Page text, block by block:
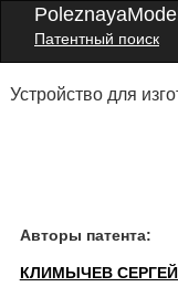
Патентный поиск
Устройство для
Авторы патента:
КЛИМЫЧЕВ